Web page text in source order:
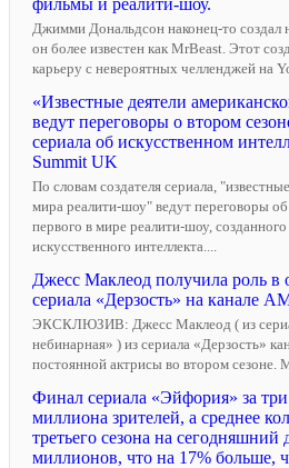
Джимми Дональдсон наконец-то создал
он более известен как MrBeast. Этот
карьеру с невероятных челленджей на
«Известные деятели
ведут переговоры о втором
сериала об искусственном
Summit UK
По словам создателя сериала,
мира реалити-шоу" ведут переговоры
первого в мире реалити-шоу,
искусственного интеллекта....
Джесс Маклеод получила роль в
сериала «Дерзость» на канале
ЭКСКЛЮЗИВ: Джесс Маклеод ( из
небинарная» ) из сериала «Дерзость»
постоянной актрисы во втором сезоне.
Финал сериала «Эйфория» за
миллиона зрителей, а среднее
третьего сезона на сегодняшний
миллионов, что на 17% больше,